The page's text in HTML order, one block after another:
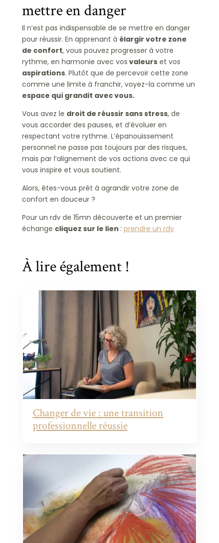
mettre en danger
Il n’est pas indispensable de se mettre en danger
pour réussir. En apprenant à élargir votre zone
de confort, vous pouvez progresser à votre
rythme, en harmonie avec vos valeurset vos
aspirations. Plutôt que de percevoir cette zone
comme une limite à franchir, voyez-la comme un
espace qui grandit avec vous.
Vous avez le droit de réussir sans stress, de
vous accorder des pauses, et d’évoluer en
respectant votre rythme. L’épanouissement
personnel ne passe pas toujours par des risques,
mais par l’alignement de vos actions avec ce qui
vous inspire et vous soutient.
Alors, êtes-vous prêt à agrandir votre zone de
confort en douceur ?
Pour un rdv de 15mn découverte et un premier
échange cliquez sur le lien : prendre un rdv
À lire également !
Changer de vie : une transition
professionnelle réussie